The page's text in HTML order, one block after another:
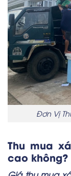
Đơn Vị
Thu mua
cao không?